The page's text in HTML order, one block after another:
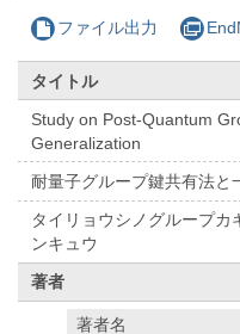
ファイル出力
タイトル
Study on Post-Quantum
Generalization
耐量子グループ鍵共有法と
タイリョウシノグループ
ンキュウ
著者
著者名